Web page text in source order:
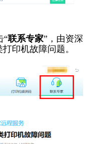
“联系专家”，由资深
印机故障问题。